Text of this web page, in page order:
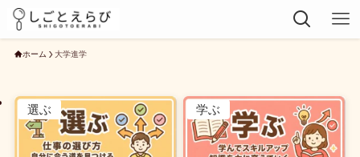
ホーム 大学進学
選ぶ 学ぶ